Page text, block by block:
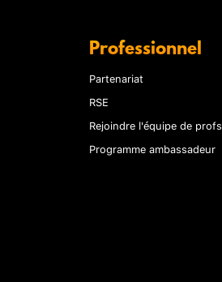
Professionnel
Partenariat
RSE
Rejoindre l'équipe de profs
Programme ambassadeur